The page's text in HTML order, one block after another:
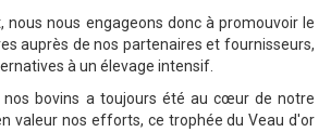
nous nous engageons donc à promouvoir le
auprès de nos partenaires et fournisseurs,
à un élevage intensif.
nos bovins a toujours été au cœur de notre
valeur nos efforts, ce trophée du Veau d'or